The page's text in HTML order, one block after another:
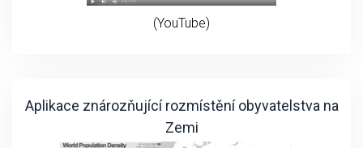
(YouTube)
Aplikace znározňující rozmístění obyvatelstva na
Zemi